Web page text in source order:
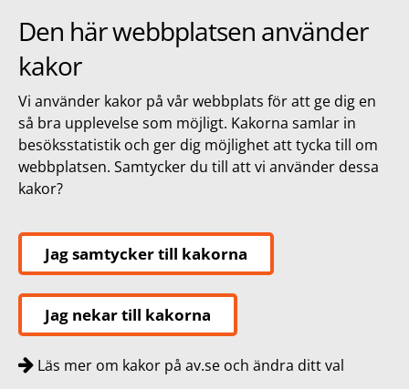
Den här webbplatsen använder
kakor
Vi använder kakor på vår webbplats för att ge dig en
så bra upplevelse som möjligt. Kakorna samlar in
besöksstatistik och ger dig möjlighet att tycka till om
webbplatsen. Samtycker du till att vi använder dessa
kakor?
Jag samtycker till kakorna
Jag nekar till kakorna
Läs mer om kakor på av.se och ändra ditt val